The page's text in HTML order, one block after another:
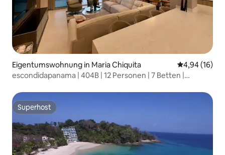
Eigentumswohnung in Maria Chiquita
4,94 (16)
escondidapanama | 404B | 12 Personen | 7 Betten |
Superhost
Superhost